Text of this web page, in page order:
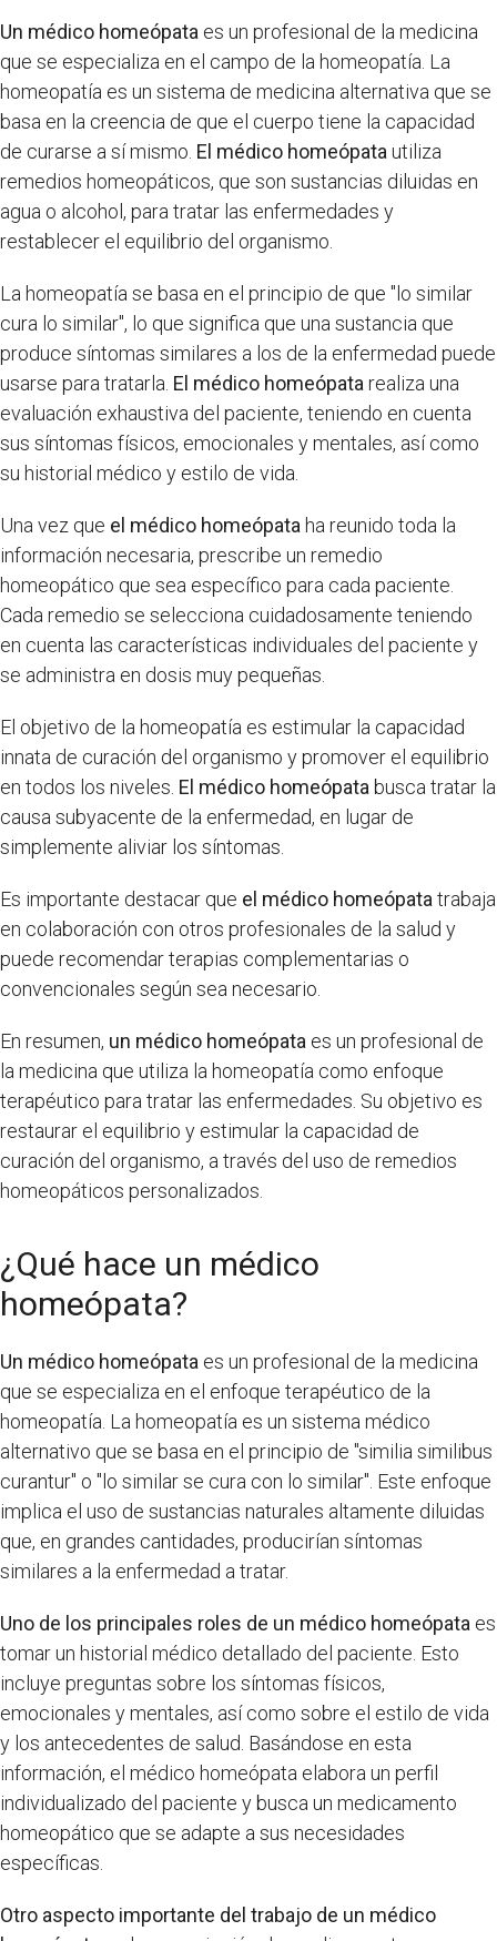
Un médico homeópata es un profesional de la medicina
que se especializa en el campo de la homeopatía. La
homeopatía es un sistema de medicina alternativa que se
basa en la creencia de que el cuerpo tiene la capacidad
de curarse a sí mismo. El médico homeópatautiliza
remedios homeopáticos, que son sustancias diluidas en
agua o alcohol, para tratar las enfermedades y
restablecer el equilibrio del organismo.
La homeopatía se basa en el principio de que "lo similar
cura lo similar", lo que significa que una sustancia que
produce síntomas similares a los de la enfermedad puede
usarse para tratarla. El médico homeópatarealiza una
evaluación exhaustiva del paciente, teniendo en cuenta
sus síntomas físicos, emocionales y mentales, así como
su historial médico y estilo de vida.
Una vez que el médico homeópata ha reunido toda la
información necesaria, prescribe un remedio
homeopático que sea específico para cada paciente.
Cada remedio se selecciona cuidadosamente teniendo
en cuenta las características individuales del paciente y
se administra en dosis muy pequeñas.
El objetivo de la homeopatía es estimular la capacidad
innata de curación del organismo y promover el equilibrio
en todos los niveles. El médico homeópata busca tratar la
causa subyacente de la enfermedad, en lugar de
simplemente aliviar los síntomas.
Es importante destacar que el médico homeópatatrabaja
en colaboración con otros profesionales de la salud y
puede recomendar terapias complementarias o
convencionales según sea necesario.
En resumen, un médico homeópata es un profesional de
la medicina que utiliza la homeopatía como enfoque
terapéutico para tratar las enfermedades. Su objetivo es
restaurar el equilibrio y estimular la capacidad de
curación del organismo, a través del uso de remedios
homeopáticos personalizados.
¿Qué hace un médico
homeópata?
Un médico homeópata es un profesional de la medicina
que se especializa en el enfoque terapéutico de la
homeopatía. La homeopatía es un sistema médico
alternativo que se basa en el principio de "similia similibus
curantur" o "lo similar se cura con lo similar". Este enfoque
implica el uso de sustancias naturales altamente diluidas
que, en grandes cantidades, producirían síntomas
similares a la enfermedad a tratar.
Uno de los principales roles de un médico homeópata es
tomar un historial médico detallado del paciente. Esto
incluye preguntas sobre los síntomas físicos,
emocionales y mentales, así como sobre el estilo de vida
y los antecedentes de salud. Basándose en esta
información, el médico homeópata elabora un perfil
individualizado del paciente y busca un medicamento
homeopático que se adapte a sus necesidades
específicas.
Otro aspecto importante del trabajo de un médico